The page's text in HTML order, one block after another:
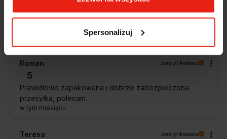
Spersonalizuj
5
Roman zweryfikowano
5
Prawidłowo zapakowana i dobrze zabezpieczona
przesyłka, polecam.
w tym miesiącu
Teresa zweryfikowano